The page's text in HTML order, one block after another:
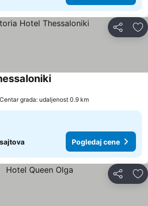
Deli
Centar grada: udaljenost 0.9 km
Pogledaj cene
Deli